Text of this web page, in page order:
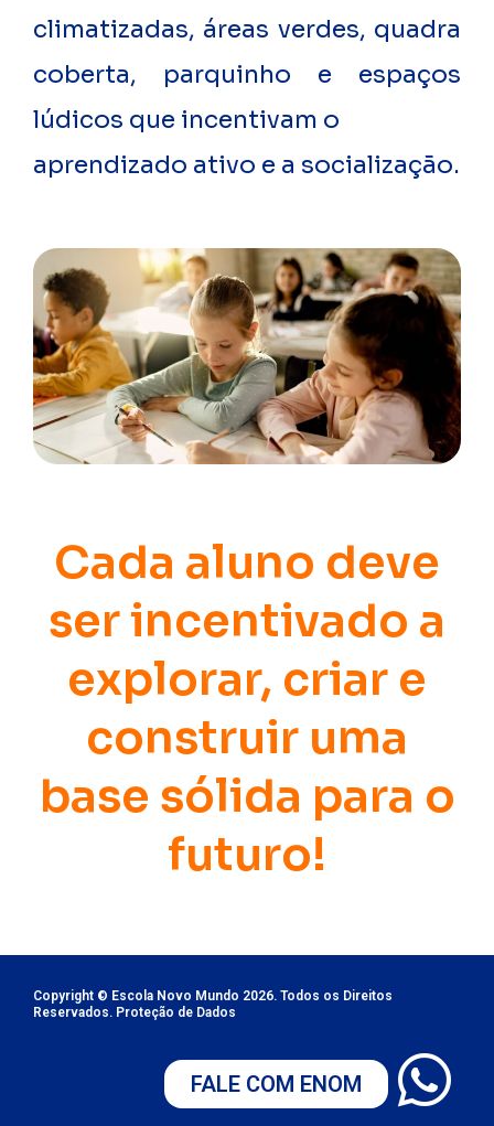
climatizadas, áreas verdes, quadra
coberta, parquinho e espaços
lúdicos que incentivam o
aprendizado ativo e a socialização.
Cada aluno deve
ser incentivado a
explorar, criar e
construir uma
base sólida para o
futuro!
Copyright © Escola Novo Mundo 2026. Todos os Direitos
Reservados. Proteção de Dados
FALE COM ENOM